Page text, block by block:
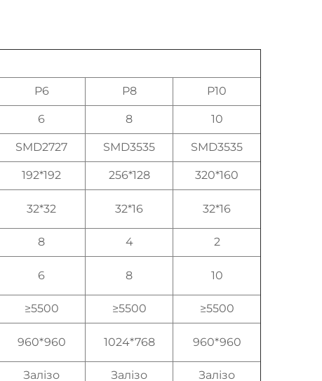
P6 P8 P10
6 8 10
SMD2727 SMD3535 SMD3535
192*192 256*128
320*160
32*32 32*16 32*16
8 4
2
6 8 10
≥5500 ≥5500
≥5500
960*960 1024*768 960*960
Залізо Залізо Залізо